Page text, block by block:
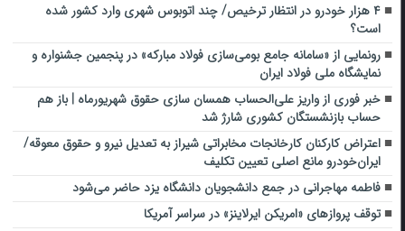
۴ هزار خودرو در انتظار ترخیص/ چند اتوبوس شهری وارد کشور شده
است؟
رونمایی از «سامانه جامع بومی‌سازی فولاد مبارکه» در پنجمین جشنواره و
نمایشگاه ملی فولاد ایران
خبر فوری از واریز علی‌الحساب همسان سازی حقوق شهریورماه | باز هم
حساب بازنشستگان کشوری شارژ شد
اعتراض کارکنان کارخانجات مخابراتی شیراز به تعدیل نیرو و حقوق معوقه/
ایران‌خودرو مانع اصلی تعیین تکلیف
فاطمه مهاجرانی در جمع دانشجویان دانشگاه یزد حاضر می‌شود
توقف پروازهای «امریکن ایرلاینز» در سراسر آمریکا